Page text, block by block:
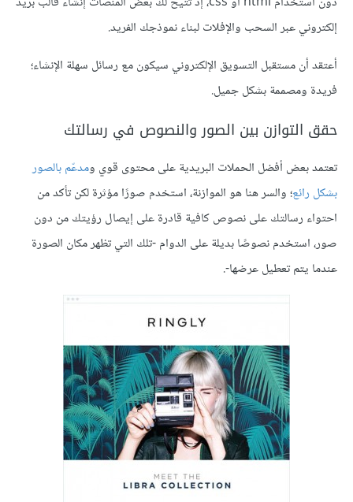
إلكتروني عبر السحب والإفلات لبناء نموذجك الفريد.
أعتقد أن مستقبل التسويق الإلكتروني سيكون مع رسائل سهلة الإنشاء؛
فريدة ومصممة بشكل جميل.
حقق التوازن بين الصور والنصوص في رسالتك
تعتمد بعض أفضل الحملات البريدية على محتوى قوي ومدعّم بالصور
بشكل رائع؛ والسر هنا هو الموازنة، استخدم صورًا مؤثرة لكن تأكد من
احتواء رسالتك على نصوص كافية قادرة على إيصال رؤيتك من دون
صور، استخدم نصوصًا بديلة على الدوام -تلك التي تظهر مكان الصورة
عندما يتم تعطيل عرضها-.